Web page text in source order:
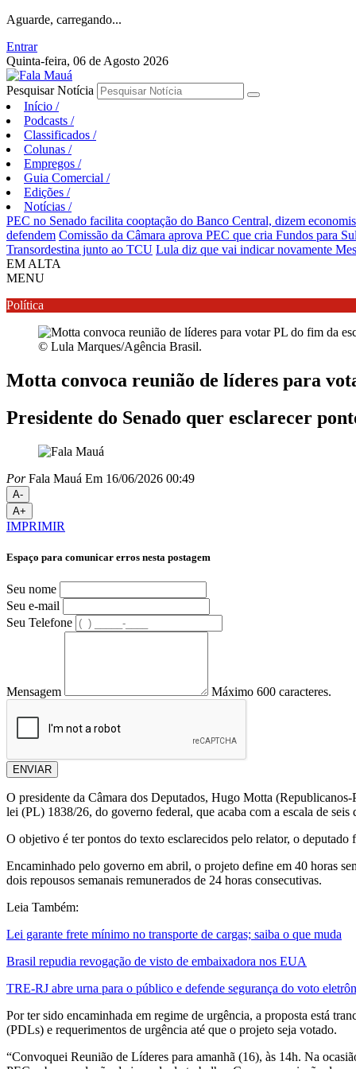
Aguarde, carregando...
Entrar
Quinta-feira, 06 de Agosto 2026
Pesquisar Notícia
Início /
Podcasts /
Classificados /
Colunas /
Empregos /
Guia Comercial /
Edições /
Notícias /
PEC no Senado facilita cooptação do Banco Central, dizem
defendem Comissão da Câmara aprova PEC que cria Fundos para
Transordestina junto ao TCU Lula diz que vai indicar novamente
EM ALTA
MENU
Política
© Lula Marques/Agência Brasil.
Motta convoca reunião de líderes para
Presidente do Senado quer esclarecer
PorFala Mauá Em 16/06/2026 00:49
A-
A+
IMPRIMIR
Espaço para comunicar erros nesta postagem
Seu nome
Seu e-mail
Seu Telefone
Mensagem Máximo 600 caracteres.
ENVIAR
O presidente da Câmara dos Deputados, Hugo Motta
lei (PL) 1838/26, do governo federal, que acaba com a escala de
O objetivo é ter pontos do texto esclarecidos pelo relator, o
Encaminhado pelo governo em abril, o projeto define em 40 horas
dois repousos semanais remunerados de 24 horas consecutivas.
Leia Também:
Lei garante frete mínimo no transporte de cargas; saiba o que muda
Brasil repudia revogação de visto de embaixadora nos EUA
TRE-RJ abre urna para o público e defende segurança do voto
Por ter sido encaminhada em regime de urgência, a proposta está
(PDLs) e requerimentos de urgência até que o projeto seja votado.
“Convoquei Reunião de Líderes para amanhã (16), às 14h. Na